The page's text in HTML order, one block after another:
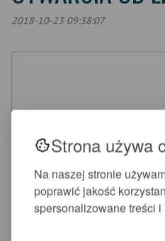
Strona używa
Na naszej stronie
poprawić jakość
spersonalizowane treści
2018-10-23 09:38:07